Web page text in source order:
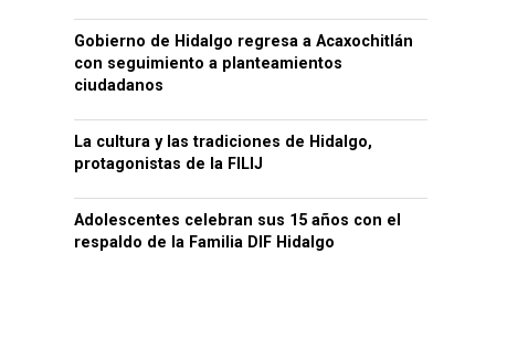
Gobierno de Hidalgo regresa a Acaxochitlán
con seguimiento a planteamientos
ciudadanos
La cultura y las tradiciones de Hidalgo,
protagonistas de la FILIJ
Adolescentes celebran sus 15 años con el
respaldo de la Familia DIF Hidalgo